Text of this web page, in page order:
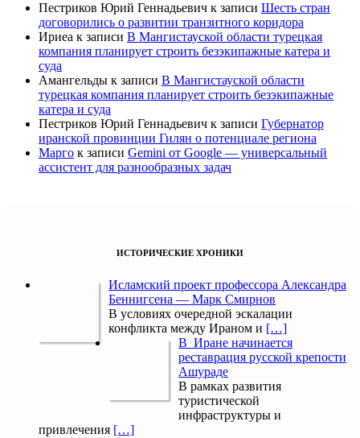
Пестриков Юрий Геннадьевич к записи Шесть стран
договорились о развитии транзитного коридора
Ириеа к записи В Мангистауской области турецкая
компания планирует строить безэкипажные катера и
суда
Амангельды к записи В Мангистауской области
турецкая компания планирует строить безэкипажные
катера и суда
Пестриков Юрий Геннадьевич к записи Губернатор
иранской провинции Гилян о потенциале региона
Марго к записи Gemini от Google — универсальный
ассистент для разнообразных задач
ИСТОРИЧЕСКИЕ ХРОНИКИ
Исламский проект профессора Александра
Беннигсена — Марк Смирнов
В условиях очередной эскалации
конфликта между Ираном и […]
В Иране начинается
реставрация русской крепости
Ашураде
В рамках развития
туристической
инфраструктуры и
привлечения […]